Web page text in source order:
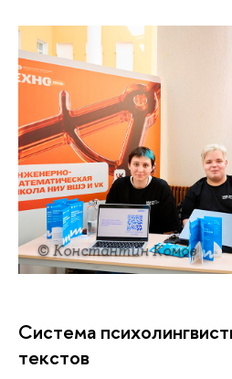
© Константин Комов
Cистема
текстов